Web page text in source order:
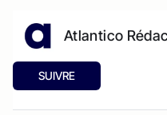
Atlantico
SUIVRE